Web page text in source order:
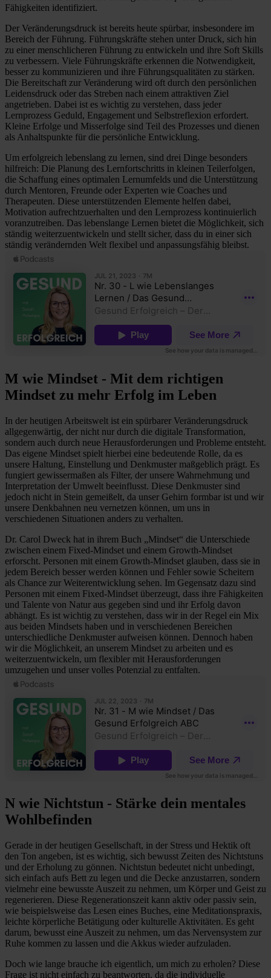
Fähigkeiten identifiziert.
Der Veränderungsdruck ist bereits heute spürbar, insbesondere im
Bereich der Führung. Führungskräfte stehen unter Druck, sich hin
zu einer menschlicheren Führung zu entwickeln und ihre Soft Skills
zu verbessern. Viele Führungskräfte erkennen die Notwendigkeit,
besser zu kommunizieren und ihre Führungsqualitäten zu stärken.
Die Bereitschaft zur Veränderung wird oft durch den persönlichen
Leidensdruck oder das Streben nach einem attraktiven Ziel
angetrieben. Dabei ist es wichtig zu verstehen, dass jeder
Lernprozess Geduld, Engagement und Selbstreflexion erfordert.
Kleine Erfolge und Misserfolge sind Teil des Prozesses und dienen
als Anhaltspunkte für die persönliche Entwicklung.
Um erfolgreich lebenslang zu lernen, sind drei Dinge besonders
hilfreich: Die Planung des Lernfortschritts in kleinen Teilerfolgen,
die Schaffung eines optimalen Lernumfelds und die Unterstützung
durch Mentoren, Freunde oder Experten wie Coaches und
Therapeuten. Diese unterstützenden Elemente helfen dabei,
Motivation aufrechtzuerhalten und den Lernprozess kontinuierlich
voranzutreiben. Das lebenslange Lernen bietet die Möglichkeit, sich
ständig weiterzuentwickeln und stellt sicher, dass du in einer sich
ständig verändernden Welt flexibel und anpassungsfähig bleibst.
M wie Mindset - Mit dem richtigen
Mindset zu mehr Erfolg im Leben
In der heutigen Arbeitswelt ist ein spürbarer Veränderungsdruck
allgegenwärtig, der nicht nur durch die digitale Transformation,
sondern auch durch neue Herausforderungen und Probleme entsteht.
Das eigene Mindset spielt hierbei eine bedeutende Rolle, da es
unsere Haltung, Einstellung und Denkmuster maßgeblich prägt. Es
fungiert gewissermaßen als Filter, der unsere Wahrnehmung und
Interpretation der Umwelt beeinflusst. Diese Denkmuster sind
jedoch nicht in Stein gemeißelt, da unser Gehirn formbar ist und wir
unsere Denkbahnen neu vernetzen können, um uns in
verschiedenen Situationen anders zu verhalten.
Dr. Carol Dweck hat in ihrem Buch „Mindset“ die Unterschiede
zwischen einem Fixed-Mindset und einem Growth-Mindset
erforscht. Personen mit einem Growth-Mindset glauben, dass sie in
jedem Bereich besser werden können und Fehler sowie Scheitern
als Chance zur Weiterentwicklung sehen. Im Gegensatz dazu sind
Personen mit einem Fixed-Mindset überzeugt, dass ihre Fähigkeiten
und Talente von Natur aus gegeben sind und ihr Erfolg davon
abhängt. Es ist wichtig zu verstehen, dass wir in der Regel ein Mix
aus beiden Mindsets haben und in verschiedenen Bereichen
unterschiedliche Denkmuster aufweisen können. Dennoch haben
wir die Möglichkeit, an unserem Mindset zu arbeiten und es
weiterzuentwickeln, um flexibler mit Herausforderungen
umzugehen und unser volles Potenzial zu entfalten.
N wie Nichtstun - Stärke dein mentales
Wohlbefinden
Gerade in der heutigen Gesellschaft, in der Stress und Hektik oft
den Ton angeben, ist es wichtig, sich bewusst Zeiten des Nichtstuns
und der Erholung zu gönnen. Nichtstun bedeutet nicht unbedingt,
sich einfach aufs Bett zu legen und die Decke anzustarren, sondern
vielmehr eine bewusste Auszeit zu nehmen, um Körper und Geist zu
regenerieren. Diese Regenerationszeit kann aktiv oder passiv sein,
wie beispielsweise das Lesen eines Buches, eine Meditationspraxis,
leichte körperliche Betätigung oder kulturelle Aktivitäten. Es geht
darum, bewusst eine Auszeit zu nehmen, um das Nervensystem zur
Ruhe kommen zu lassen und die Akkus wieder aufzuladen.
Doch wie lange brauche ich eigentlich, um mich zu erholen? Diese
Frage ist nicht einfach zu beantworten, da die individuelle